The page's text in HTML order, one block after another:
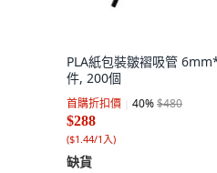
PLA紙包裝皺褶吸管
件, 200個
首購折扣價 40%$480
$288
($1.44/1入)
缺貨